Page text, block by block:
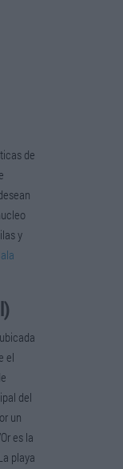
de
y
el
del
un
es la
playa